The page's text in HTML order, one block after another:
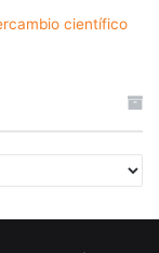
científico